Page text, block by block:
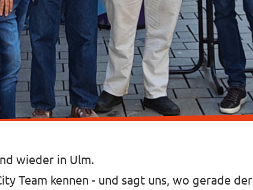
wieder in Ulm.
Team kennen - und sagt uns, wo gerade der